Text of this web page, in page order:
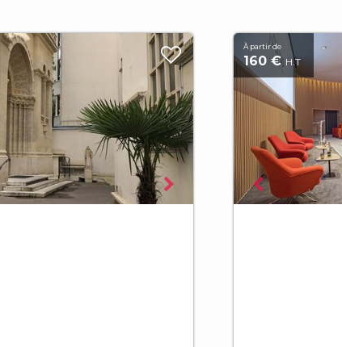
À partir de
160 € H.T